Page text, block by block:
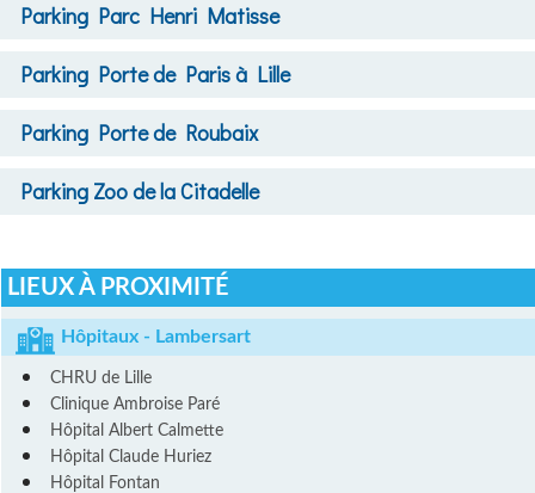
Parking Parc Henri Matisse
Parking Porte de Paris à Lille
Parking Porte de Roubaix
Parking Zoo de la Citadelle
LIEUX À PROXIMITÉ
Hôpitaux - Lambersart
CHRU de Lille
Clinique Ambroise Paré
Hôpital Albert Calmette
Hôpital Claude Huriez
Hôpital Fontan